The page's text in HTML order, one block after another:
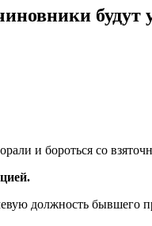
будут
должность